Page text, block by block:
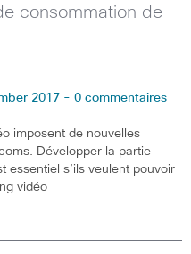
consommation de
2017 - 0 commentaires
imposent de nouvelles
Développer la partie
essentiel s’ils veulent pouvoir
vidéo